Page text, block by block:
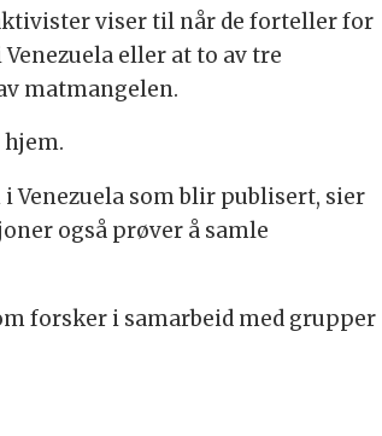
viser til når de forteller for
eller at to av tre
matmangelen.
Venezuela som blir publisert, sier
også prøver å samle
forsker i samarbeid med grupper